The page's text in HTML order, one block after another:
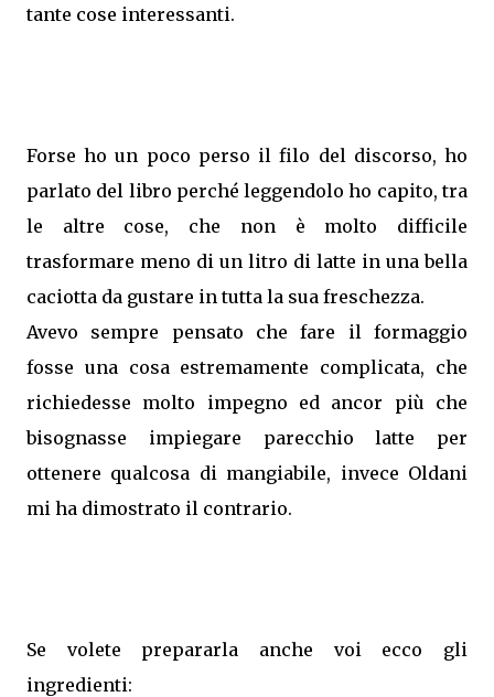
tante cose interessanti.
Forse ho un poco perso il filo del discorso, ho
parlato del libro perché leggendolo ho capito, tra
le altre cose, che non è molto difficile
trasformare meno di un litro di latte in una bella
caciotta da gustare in tutta la sua freschezza.
Avevo sempre pensato che fare il formaggio
fosse una cosa estremamente complicata, che
richiedesse molto impegno ed ancor più che
bisognasse impiegare parecchio latte per
ottenere qualcosa di mangiabile, invece Oldani
mi ha dimostrato il contrario.
Se volete prepararla anche voi ecco gli
ingredienti: